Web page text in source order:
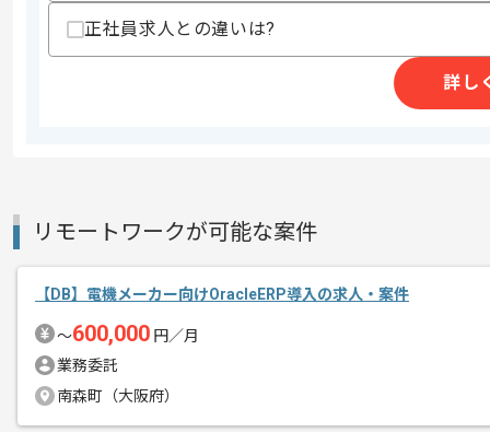
スキルに不安がある方へ
その他募集要項
商談回数
1回
正社員求人との違いは?
詳し
リモートワークが可能な案件
【DB】電機メーカー向けOracleERP導入の求人・案件
〜600,000 円／月
業務委託
南森町（大阪府）